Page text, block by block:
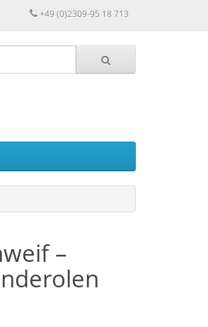
+49 (0)2309-95 18 713
–